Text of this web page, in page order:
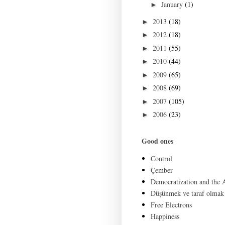
► January (1)
► 2013 (18)
► 2012 (18)
► 2011 (55)
► 2010 (44)
► 2009 (65)
► 2008 (69)
► 2007 (105)
► 2006 (23)
Good ones
Control
Çember
Democratization and the
Düşünmek ve taraf olmak
Free Electrons
Happiness